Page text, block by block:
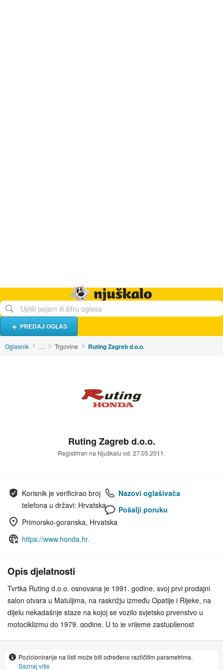
PREDAJ OGLAS
Oglasnik … Trgovine Ruting Zagreb d.o.o.
Ruting Zagreb d.o.o.
Registriran na Njuškalu od: 27.05.2011.
Korisnik je verificirao broj
telefona u državi: Hrvatska
Primorsko-goranska, Hrvatska
https://www.honda.hr.
Nazovi oglašivača
Pošalji poruku
Opis djelatnosti
Tvrtka Ruting d.o.o. osnovana je 1991. godine, svoj prvi prodajni
salon otvara u Matuljima, na raskrižju između Opatije i Rijeke, na
dijelu nekadašnje staze na kojoj se vozilo svjetsko prvenstvo u
motociklizmu do 1979. godine. U to je vrijeme zastupljenost
O nama
Pozicioniranje na listi može biti određeno različitim parametrima.
Saznaj više